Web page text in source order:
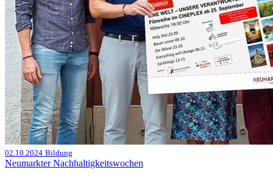
02.10.2024 Bildung
Neumarkter Nachhaltigkeitswochen